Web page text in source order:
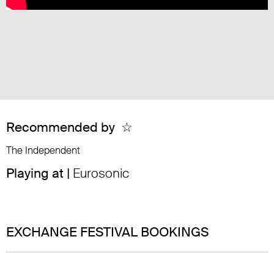
Recommended by ☆
The Independent
Playing at | Eurosonic
EXCHANGE FESTIVAL BOOKINGS